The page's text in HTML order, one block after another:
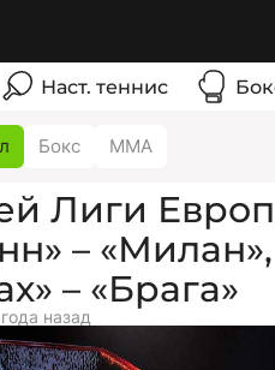
Наст. теннис
Бокс ММА
Лиги
– «Милан»,
– «Брага»
назад